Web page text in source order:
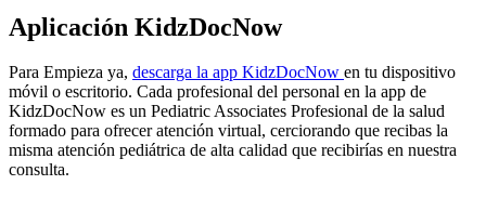
Aplicación KidzDocNow
Para Empieza ya, descarga la app KidzDocNow en tu dispositivo
móvil o escritorio. Cada profesional del personal en la app de
KidzDocNow es un Pediatric Associates Profesional de la salud
formado para ofrecer atención virtual, cerciorando que recibas la
misma atención pediátrica de alta calidad que recibirías en nuestra
consulta.